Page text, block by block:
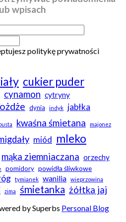
wpisach
politykę prywatności
cukier puder
cynamon cytryny
dynia indyk jabłka
kwaśna śmietana majonez
miód mleko
mąka ziemniaczana orzechy
pomidory powidła śliwkowe
tymianek wanilia wieprzowina
zima śmietanka żółtka jaj
by Superbs Personal Blog